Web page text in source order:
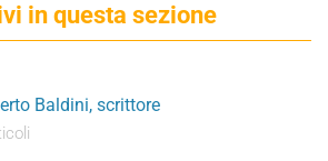
in questa sezione
Baldini, scrittore